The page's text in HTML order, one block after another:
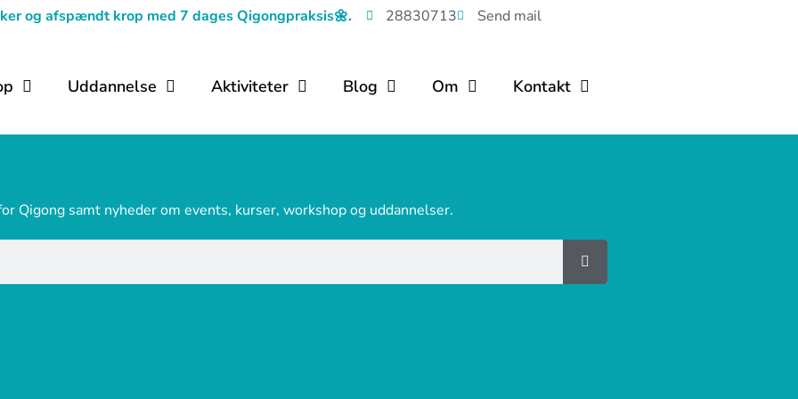
og afspændt krop med 7 dages Qigongpraksis🌼. 28830713 Send mail
Uddannelse Aktiviteter Blog Om Kontakt
Qigong samt nyheder om events, kurser, workshop og uddannelser.